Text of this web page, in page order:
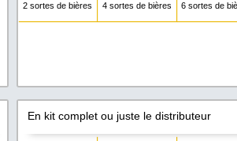
2 sortes de bières 4 sortes de bières 6 sortes de
En kit complet ou juste le distributeur